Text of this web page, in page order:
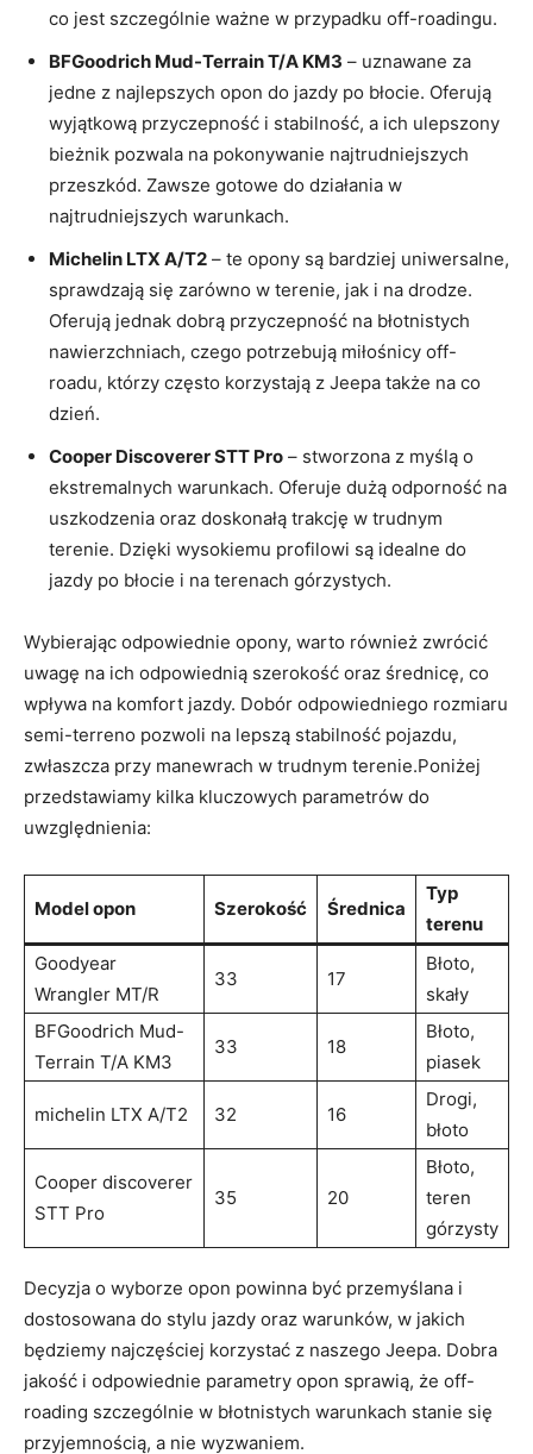
co jest szczególnie ⁢ważne w przypadku off-roadingu.
BFGoodrich ⁢Mud-Terrain T/A KM3 – uznawane za
jedne⁣ z najlepszych opon‍ do‍ jazdy ​po błocie. Oferują
wyjątkową przyczepność i⁤ stabilność, a ich ulepszony
bieżnik pozwala na pokonywanie najtrudniejszych‌
przeszkód. Zawsze‍ gotowe do działania‌ w
⁤najtrudniejszych ​warunkach.
Michelin LTX ‌A/T2 – te ​opony są bardziej uniwersalne,
sprawdzają się zarówno w ⁣terenie, jak i ⁢na drodze.
Oferują jednak​ dobrą przyczepność na błotnistych⁢
nawierzchniach, czego⁣ potrzebują miłośnicy⁣ off-
roadu, którzy ‌często korzystają z Jeepa także na co
dzień.
Cooper Discoverer STT⁣ Pro – stworzona‍ z myślą o
‌ekstremalnych warunkach. Oferuje ⁤dużą ‌odporność na
uszkodzenia oraz doskonałą trakcję w ​trudnym
terenie. ⁣Dzięki wysokiemu profilowi ⁣są idealne do
‍jazdy​ po błocie i ​na⁤ terenach górzystych.
Wybierając odpowiednie opony, warto również zwrócić
uwagę na ich odpowiednią szerokość oraz średnicę, co
wpływa ‌na komfort jazdy. Dobór odpowiedniego rozmiaru
semi-terreno pozwoli na ⁤lepszą stabilność pojazdu,
zwłaszcza przy‍ manewrach w trudnym terenie.Poniżej
przedstawiamy kilka ​kluczowych parametrów do
‍uwzględnienia:
Model opon Szerokość Średnica
Typ
terenu
Goodyear
Wrangler MT/R
33 17
Błoto,
skały
BFGoodrich Mud-
Terrain T/A​ KM3
33 18
Błoto,
piasek
michelin LTX A/T2 32 16
Drogi,
błoto
Cooper discoverer
STT⁤ Pro
35 20
Błoto,​
teren
górzysty
Decyzja o wyborze opon⁢ powinna być przemyślana i
dostosowana do stylu ​jazdy oraz warunków, ‌w jakich
będziemy najczęściej korzystać z⁤ naszego Jeepa. Dobra
jakość i odpowiednie parametry opon sprawią, że off-
roading⁤ szczególnie ‌w błotnistych warunkach stanie się
przyjemnością, a nie wyzwaniem.